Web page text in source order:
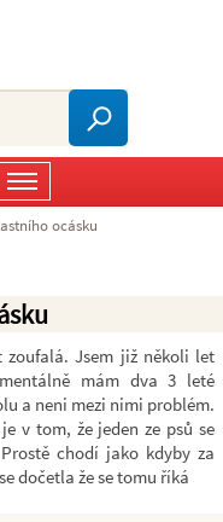
zoufalá. Jsem již několi let
mám dva 3 leté
a neni mezi nimi problém.
v tom, že jeden ze psů se
chodí jako kdyby za
dočetla že se tomu říká
ocásku